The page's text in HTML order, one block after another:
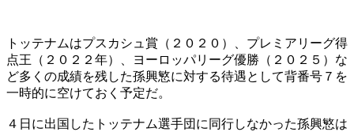
トッテナムはプスカシュ賞（２０２０）、プレミアリーグ得
点王（２０２２年）、ヨーロッパリーグ優勝（２０２５）な
ど多くの成績を残した孫興慜に対する待遇として背番号７を
一時的に空けておく予定だ。
４日に出国したトッテナム選手団に同行しなかった孫興慜は